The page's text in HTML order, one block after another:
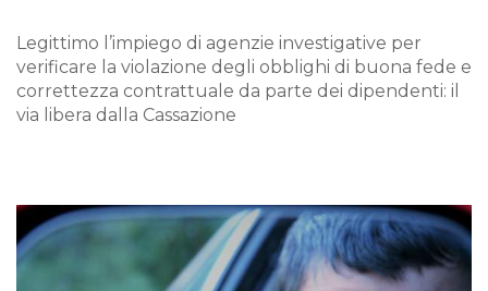
Legittimo l’impiego di agenzie investigative per
verificare la violazione degli obblighi di buona fede e
correttezza contrattuale da parte dei dipendenti: il
via libera dalla Cassazione